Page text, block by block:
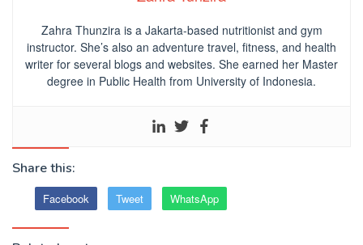
Zahra Thunzira is a Jakarta-based nutritionist and gym
instructor. She’s also an adventure travel, fitness, and health
writer for several blogs and websites. She earned her Master
degree in Public Health from University of Indonesia.
Share this:
Facebook Tweet WhatsApp